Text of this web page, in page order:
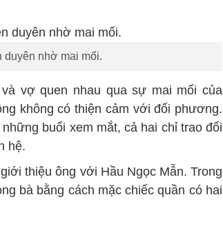
nhờ mai mối.
vợ quen nhau qua sự mai mối của
không có thiện cảm với đối phương.
buổi xem mắt, cả hai chỉ trao đổi
hệ.
thiệu ông với Hầu Ngọc Mẫn. Trong
bà bằng cách mặc chiếc quần có hai